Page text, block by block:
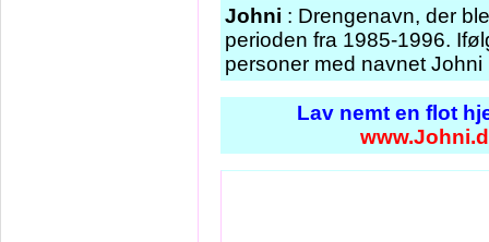
Johni : Drengenavn, der
perioden fra 1985-1996.
personer med navnet
Lav nemt en flot